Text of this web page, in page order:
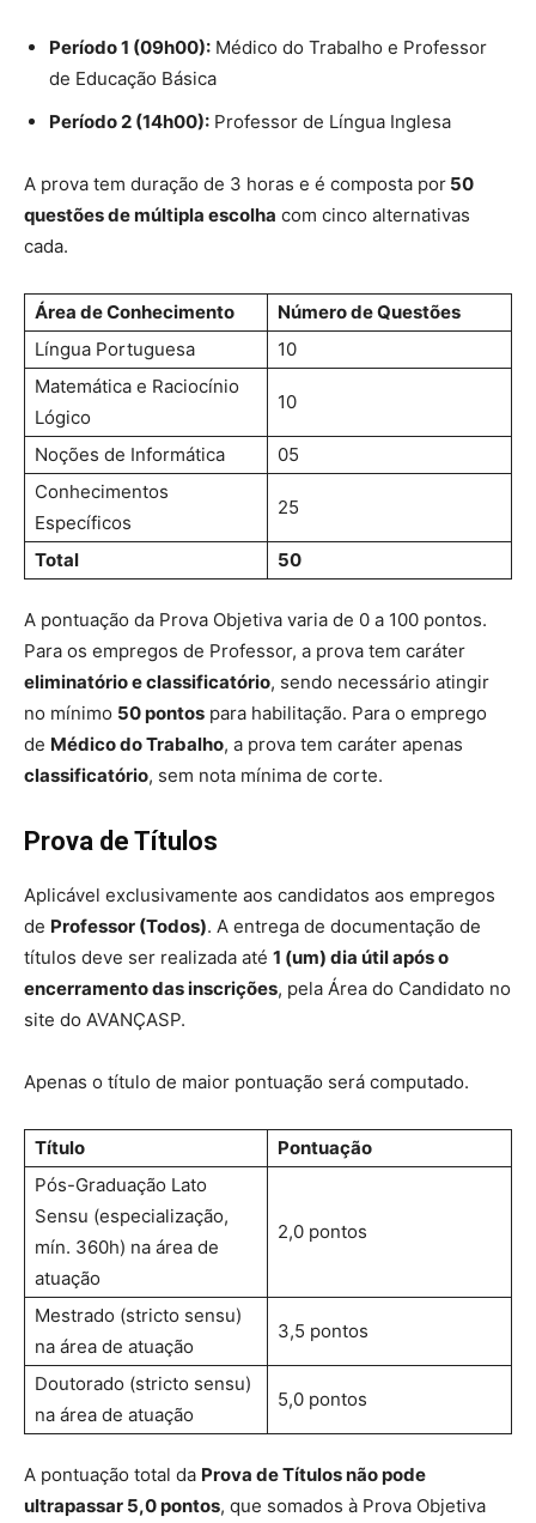
Período 1 (09h00): Médico do Trabalho e Professor
de Educação Básica
Período 2 (14h00): Professor de Língua Inglesa
A prova tem duração de 3 horas e é composta por 50
questões de múltipla escolha com cinco alternativas
cada.
Área de Conhecimento
Número de Questões
Língua Portuguesa
10
Matemática e Raciocínio
Lógico
10
Noções de Informática
05
Conhecimentos
Específicos
25
Total 50
A pontuação da Prova Objetiva varia de 0 a 100 pontos.
Para os empregos de Professor, a prova tem caráter
eliminatório e classificatório, sendo necessário atingir
no mínimo 50 pontos para habilitação. Para o emprego
de Médico do Trabalho, a prova tem caráter apenas
classificatório, sem nota mínima de corte.
Prova de Títulos
Aplicável exclusivamente aos candidatos aos empregos
de Professor (Todos). A entrega de documentação de
títulos deve ser realizada até 1 (um) dia útil após o
encerramento das inscrições, pela Área do Candidato no
site do AVANÇASP.
Apenas o título de maior pontuação será computado.
Título
Pontuação
Pós-Graduação Lato
Sensu (especialização,
mín. 360h) na área de
atuação
2,0 pontos
Mestrado (stricto sensu)
na área de atuação
3,5 pontos
Doutorado (stricto sensu)
na área de atuação
5,0 pontos
A pontuação total da Prova de Títulos não pode
ultrapassar 5,0 pontos, que somados à Prova Objetiva